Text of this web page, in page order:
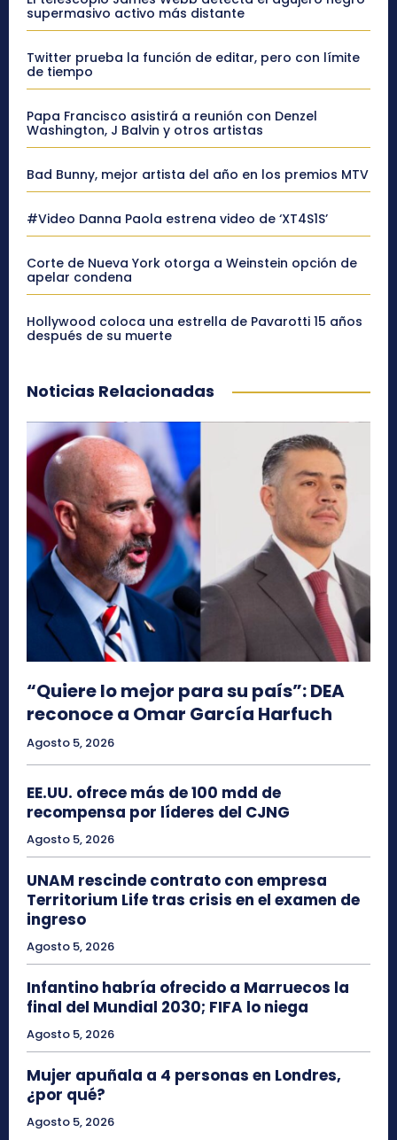
supermasivo activo más distante
Twitter prueba la función de editar, pero con límite
de tiempo
Papa Francisco asistirá a reunión con Denzel
Washington, J Balvin y otros artistas
Bad Bunny, mejor artista del año en los premios MTV
#Video Danna Paola estrena video de ‘XT4S1S’
Corte de Nueva York otorga a Weinstein opción de
apelar condena
Hollywood coloca una estrella de Pavarotti 15 años
después de su muerte
Noticias Relacionadas
“Quiere lo mejor para su país”: DEA
reconoce a Omar García Harfuch
Agosto 5, 2026
EE.UU. ofrece más de 100 mdd de
recompensa por líderes del CJNG
Agosto 5, 2026
UNAM rescinde contrato con empresa
Territorium Life tras crisis en el examen de
ingreso
Agosto 5, 2026
Infantino habría ofrecido a Marruecos la
final del Mundial 2030; FIFA lo niega
Agosto 5, 2026
Mujer apuñala a 4 personas en Londres,
¿por qué?
Agosto 5, 2026